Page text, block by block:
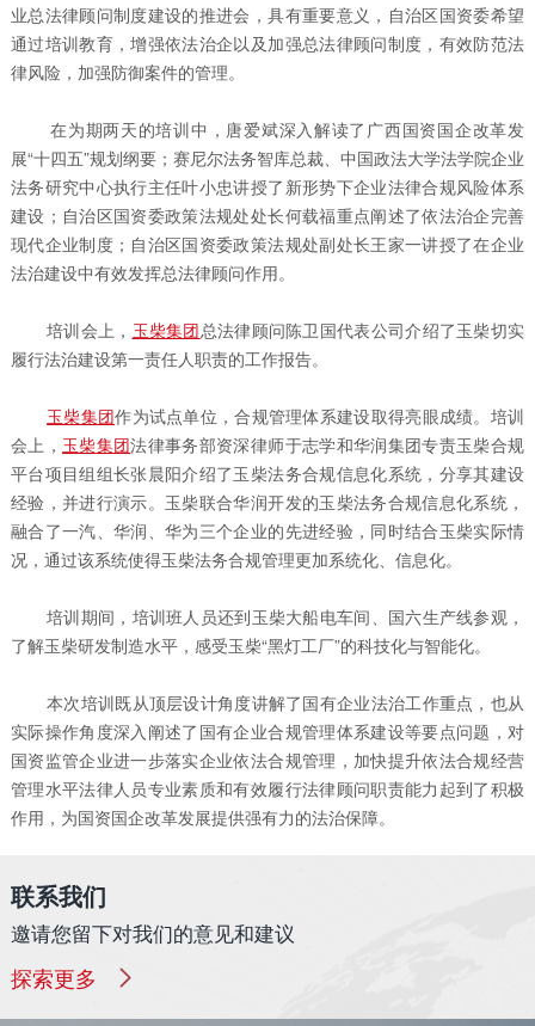
业总法律顾问制度建设的推进会，具有重要意义，自治区国资委希望
通过培训教育，增强依法治企以及加强总法律顾问制度，有效防范法
律风险，加强防御案件的管理。
在为期两天的培训中，唐爱斌深入解读了广西国资国企改革发
展“十四五”规划纲要；赛尼尔法务智库总裁、中国政法大学法学院企业
法务研究中心执行主任叶小忠讲授了新形势下企业法律合规风险体系
建设；自治区国资委政策法规处处长何载福重点阐述了依法治企完善
现代企业制度；自治区国资委政策法规处副处长王家一讲授了在企业
法治建设中有效发挥总法律顾问作用。
培训会上， 玉柴集团总法律顾问陈卫国代表公司介绍了玉柴切实
履行法治建设第一责任人职责的工作报告。
玉柴集团作为试点单位，合规管理体系建设取得亮眼成绩。培训
会上， 玉柴集团法律事务部资深律师于志学和华润集团专责玉柴合规
平台项目组组长张晨阳介绍了玉柴法务合规信息化系统，分享其建设
经验，并进行演示。玉柴联合华润开发的玉柴法务合规信息化系统，
融合了一汽、华润、华为三个企业的先进经验，同时结合玉柴实际情
况，通过该系统使得玉柴法务合规管理更加系统化、信息化。
培训期间，培训班人员还到玉柴大船电车间、国六生产线参观，
了解玉柴研发制造水平，感受玉柴“黑灯工厂”的科技化与智能化。
本次培训既从顶层设计角度讲解了国有企业法治工作重点，也从
实际操作角度深入阐述了国有企业合规管理体系建设等要点问题，对
国资监管企业进一步落实企业依法合规管理，加快提升依法合规经营
管理水平法律人员专业素质和有效履行法律顾问职责能力起到了积极
作用，为国资国企改革发展提供强有力的法治保障。
联系我们
邀请您留下对我们的意见和建议
探索更多